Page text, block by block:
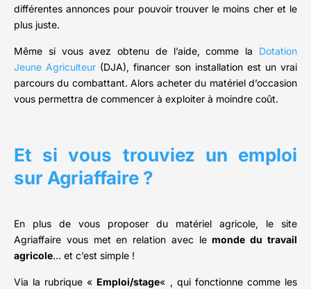
différentes annonces pour pouvoir trouver le moins cher et le
plus juste.
Même si vous avez obtenu de l’aide, comme la Dotation
Jeune Agriculteur (DJA), financer son installation est un vrai
parcours du combattant. Alors acheter du matériel d’occasion
vous permettra de commencer à exploiter à moindre coût.
Et si vous trouviez un emploi
sur Agriaffaire ?
En plus de vous proposer du matériel agricole, le site
Agriaffaire vous met en relation avec lemonde du travail
agricole… et c’est simple !
Via la rubrique « Emploi/stage« , qui fonctionne comme les